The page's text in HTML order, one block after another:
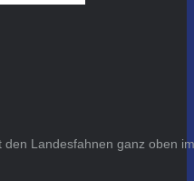
Landesfahnen ganz oben